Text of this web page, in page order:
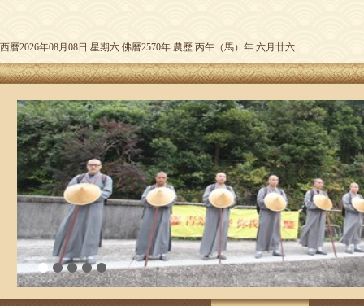
西曆2026年08月08日 星期六 佛曆2570年 農歷 丙午（馬）年 六月廿六
1 2 3 4 5